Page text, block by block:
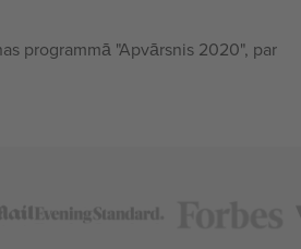
programmā "Apvārsnis 2020", par